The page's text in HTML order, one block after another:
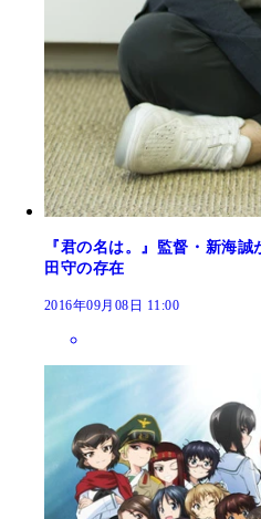
『君の名は。』監督・新海
田守の存在
2016年09月08日 11:00